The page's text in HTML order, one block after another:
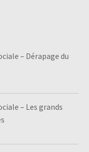
– Dérapage du
– Les grands